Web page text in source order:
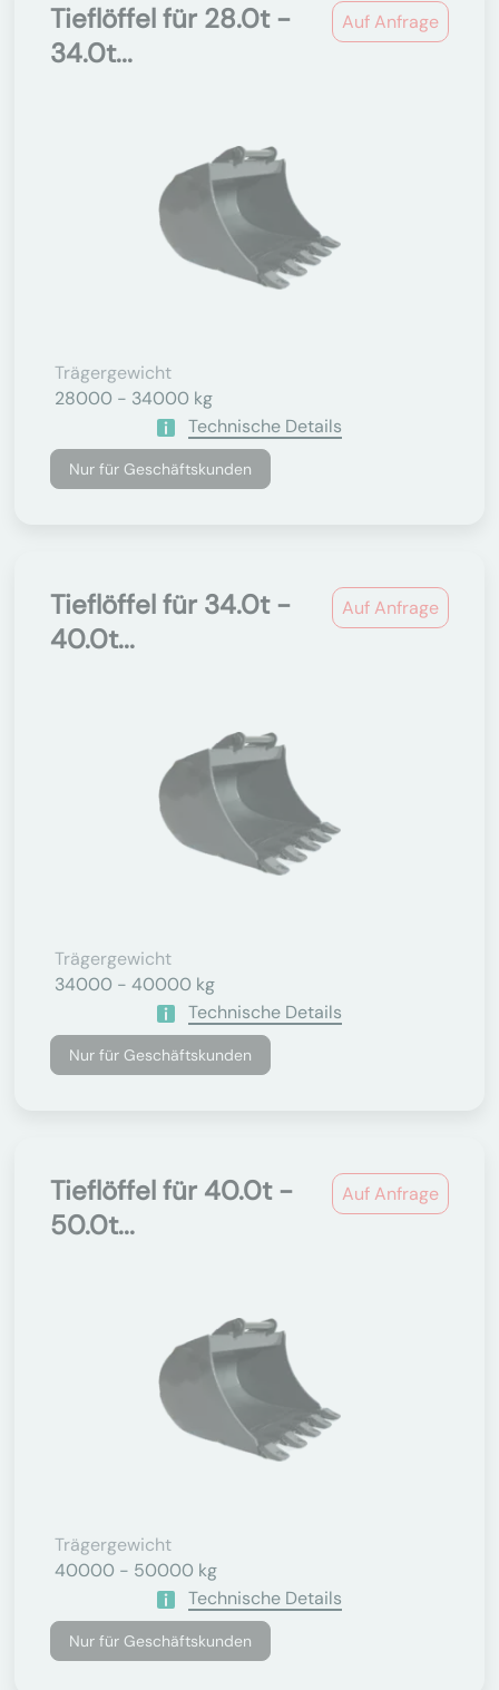
Auf Anfrage
Tieflöffel für 28.0t -
34.0t...
Trägergewicht
28000 - 34000 kg
Technische Details
Nur für Geschäftskunden
Auf Anfrage
Tieflöffel für 34.0t -
40.0t...
Trägergewicht
34000 - 40000 kg
Technische Details
Nur für Geschäftskunden
Auf Anfrage
Tieflöffel für 40.0t -
50.0t...
Trägergewicht
40000 - 50000 kg
Technische Details
Nur für Geschäftskunden